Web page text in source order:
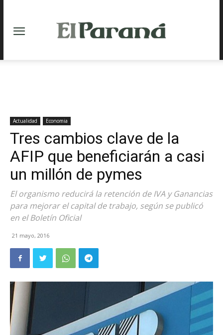
Actualidad Economia
Tres cambios clave de la
AFIP que beneficiarán a casi
un millón de pymes
El organismo reducirá la retención de IVA y Ganancias
para mejorar el capital de trabajo, según se publicó
en el Boletín Oficial
21 mayo, 2016